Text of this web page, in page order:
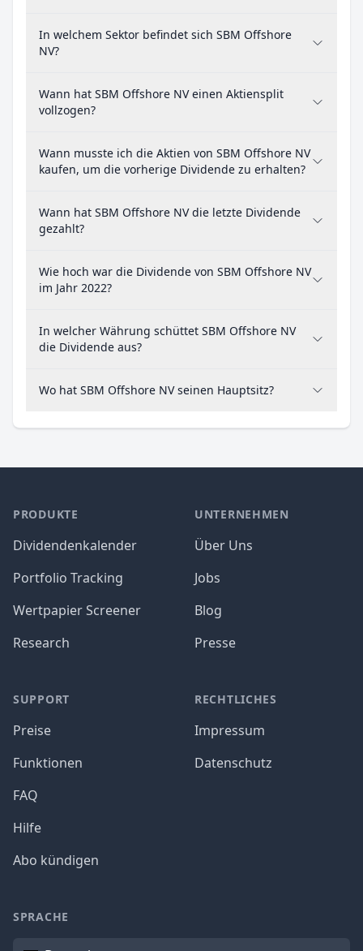
In welchem Sektor befindet sich SBM Offshore
NV?
Wann hat SBM Offshore NV einen Aktiensplit
vollzogen?
Wann musste ich die Aktien von SBM Offshore NV
kaufen, um die vorherige Dividende zu erhalten?
Wann hat SBM Offshore NV die letzte Dividende
gezahlt?
Wie hoch war die Dividende von SBM Offshore NV
im Jahr 2022?
In welcher Währung schüttet SBM Offshore NV
die Dividende aus?
Wo hat SBM Offshore NV seinen Hauptsitz?
PRODUKTE
Dividendenkalender
Portfolio Tracking
Wertpapier Screener
Research
SUPPORT
Preise
Funktionen
FAQ
Hilfe
Abo kündigen
UNTERNEHMEN
Über Uns
Jobs
Blog
Presse
RECHTLICHES
Impressum
Datenschutz
SPRACHE
Sprache